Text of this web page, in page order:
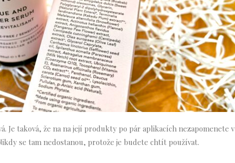
Je taková, že na na její produkty po pár aplikacích nezapomenete v
se tam nedostanou, protože je budete chtít používat.